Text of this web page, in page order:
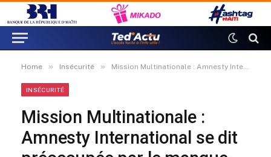
Home » Insécurité » Mission Multinationale : Amnesty International se dit préoccupée par le manque de transparence
INSÉCURITÉ
Mission Multinationale :
Amnesty International se dit